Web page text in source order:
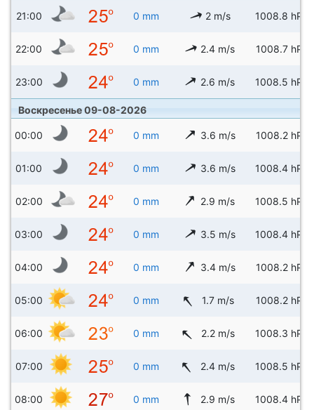
21:00 0 mm 2 m/s 1008.8 hPa
22:00 0 mm 2.4 m/s 1008.7 hPa
23:00 0 mm 2.6 m/s 1008.5 hPa
Воскресенье 09-08-2026
00:00 0 mm 3.6 m/s 1008.2 hPa
01:00 0 mm 3.6 m/s 1008.4 hPa
02:00 0 mm 2.9 m/s 1008.5 hPa
03:00 0 mm 3.5 m/s 1008.4 hPa
04:00 0 mm 3.4 m/s 1008.2 hPa
05:00 0 mm 1.7 m/s 1008.2 hPa
06:00 0 mm 2.2 m/s 1008.3 hPa
07:00 0 mm 2.4 m/s 1008.5 hPa
08:00 0 mm 2.9 m/s 1008.4 hPa